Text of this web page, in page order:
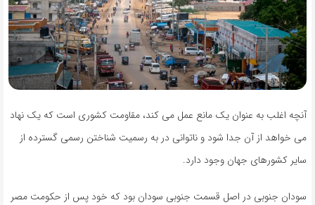
آنچه اغلب به عنوان یک مانع عمل می کند، مقاومت کشوری است که یک نهاد
می خواهد از آن جدا شود و ناتوانی در به رسمیت شناختن رسمی گسترده از
سایر کشورهای جهان وجود دارد.
سودان جنوبی در اصل قسمت جنوبی سودان بود که خود پس از حکومت مصر